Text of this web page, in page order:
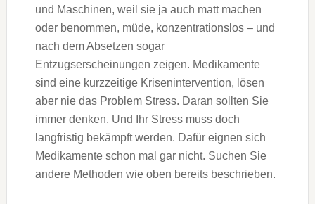
und Maschinen, weil sie ja auch matt machen
oder benommen, müde, konzentrationslos – und
nach dem Absetzen sogar
Entzugserscheinungen zeigen. Medikamente
sind eine kurzzeitige Krisenintervention, lösen
aber nie das Problem Stress. Daran sollten Sie
immer denken. Und Ihr Stress muss doch
langfristig bekämpft werden. Dafür eignen sich
Medikamente schon mal gar nicht. Suchen Sie
andere Methoden wie oben bereits beschrieben.